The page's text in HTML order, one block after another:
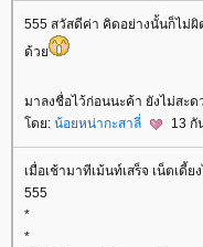
555 สวัสดีค่า คิดอย่างนั้นก็ไม่ผิ
ด้ว
มาลงชื่อไว้ก่อนนะค้า ยังไม่สะ
ดย: น้อยหน่ากะสาลี่ 13 กั
เมื่อเช้ามาทีเม้นท์เสร็จ เน็ตเดี้
555
*
*